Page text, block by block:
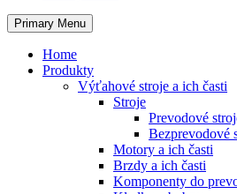
Primary Menu
Home
Produkty
Výťahové stroje a ich časti
Stroje
Prevodové
Bezprevodové
Motory a ich časti
Brzdy a ich časti
Komponenty do